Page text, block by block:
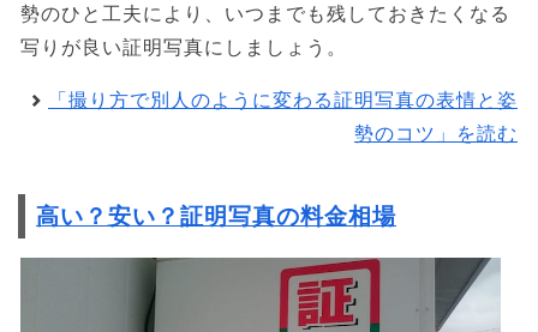
勢のひと工夫により、いつまでも残しておきたくなる
写りが良い証明写真にしましょう。
「撮り方で別人のように変わる証明写真の表情と姿
勢のコツ」を読む
高い？安い？証明写真の料金相場